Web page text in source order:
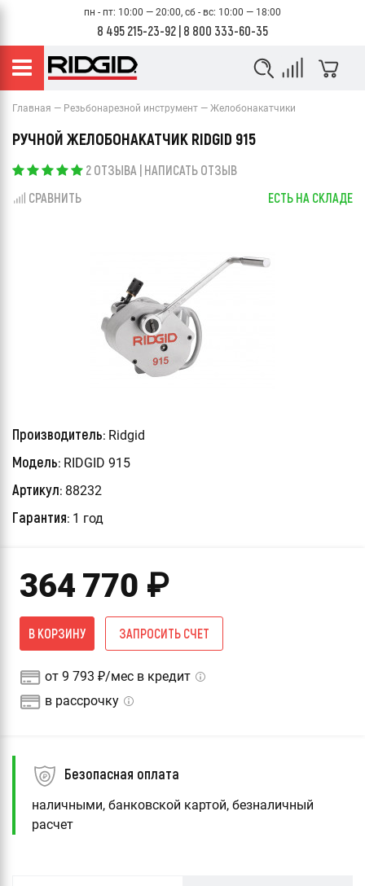
пн - пт: 10:00 — 20:00, сб - вс: 10:00 — 18:00
8 495 215-23-92 | 8 800 333-60-35
Главная Резьбонарезной инструмент Желобонакатчики
РУЧНОЙ ЖЕЛОБОНАКАТЧИК RIDGID 915
2 ОТЗЫВА | НАПИСАТЬ ОТЗЫВ
СРАВНИТЬ
ЕСТЬ НА СКЛАДЕ
Производитель: Ridgid
Модель: RIDGID 915
Артикул: 88232
Гарантия: 1 год
364 770 ₽
В КОРЗИНУ ЗАПРОСИТЬ СЧЕТ
от 9 793 ₽/мес в кредит
в рассрочку
Безопасная оплата
наличными, банковской картой, безналичный
расчет